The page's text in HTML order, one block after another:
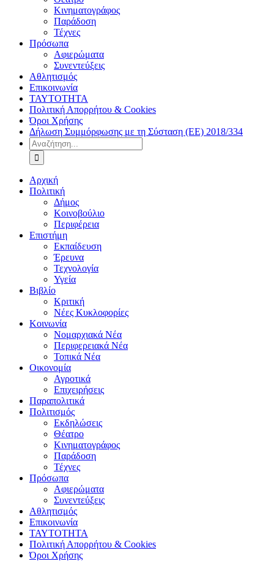
Κινηματογράφος
Παράδοση
Τέχνες
Πρόσωπα
Αφιερώματα
Συνεντεύξεις
Αθλητισμός
Επικοινωνία
ΤΑΥΤΟΤΗΤΑ
Πολιτική Απορρήτου & Cookies
Όροι Χρήσης
Δήλωση Συμμόρφωσης με τη Σύσταση (ΕΕ) 2018/334
Αναζήτηση
για:
Αρχική
Πολιτική
Δήμος
Κοινοβούλιο
Περιφέρεια
Επιστήμη
Εκπαίδευση
Έρευνα
Τεχνολογία
Υγεία
Βιβλίο
Κριτική
Νέες Κυκλοφορίες
Κοινωνία
Νομαρχιακά Νέα
Περιφερειακά Νέα
Τοπικά Νέα
Οικονομία
Αγροτικά
Επιχειρήσεις
Παραπολιτικά
Πολιτισμός
Εκδηλώσεις
Θέατρο
Κινηματογράφος
Παράδοση
Τέχνες
Πρόσωπα
Αφιερώματα
Συνεντεύξεις
Αθλητισμός
Επικοινωνία
ΤΑΥΤΟΤΗΤΑ
Πολιτική Απορρήτου & Cookies
Όροι Χρήσης